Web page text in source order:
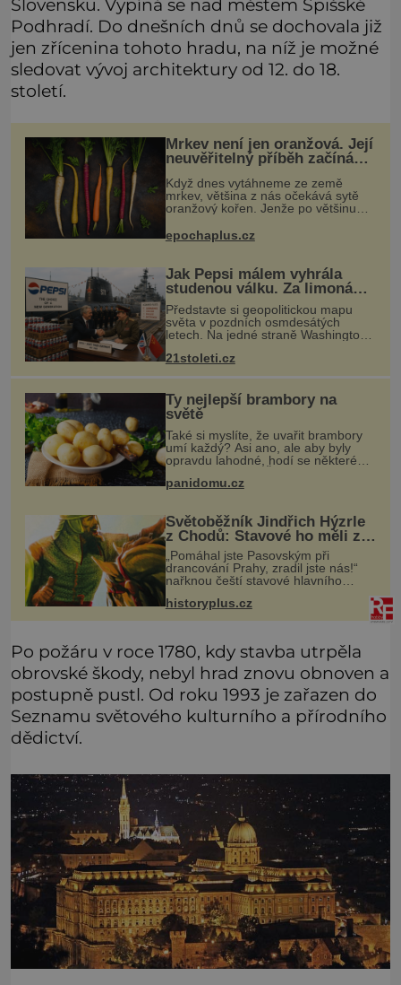
Slovensku. Vypíná se nad městem Spišské
Podhradí. Do dnešních dnů se dochovala již
jen zřícenina tohoto hradu, na níž je možné
sledovat vývoj architektury od 12. do 18.
století.
Mrkev není jen oranžová. Její
neuvěřitelný příběh začíná
Když dnes vytáhneme ze země
mrkev, většina z nás očekává sytě
oranžový kořen. Jenže po většinu
možné, jen ne oranžová. Je fialová,
žlutá, bílá, někdy dokonce téměř
epochaplus.cz
Jak Pepsi málem vyhrála
studenou válku. Za limonádu
dostala ponorky i křižník
Představte si geopolitickou mapu
světa v pozdních osmdesátých
letech. Na jedné straně Washington,
arzenál schopný zničit planetu
padesátkrát dokola, železná opona a
21stoleti.cz
Ty nejlepší brambory na
světě
Také si myslíte, že uvařit brambory
umí každý? Asi ano, ale aby byly
opravdu lahodné, hodí se některé
varné typy od A, tedy na saláty, po D
panidomu.cz
Světoběžník Jindřich Hýzrle
z Chodů: Stavové ho měli za
zrádce
„Pomáhal jste Pasovským při
drancování Prahy, zradil jste nás!“
nařknou čeští stavové hlavního
Jindřich se však zastrašit nenechá.
Zachová chladnou hlavu a trestu
historyplus.cz
Po požáru v roce 1780, kdy stavba utrpěla
obrovské škody, nebyl hrad znovu obnoven a
postupně pustl. Od roku 1993 je zařazen do
Seznamu světového kulturního a přírodního
dědictví.